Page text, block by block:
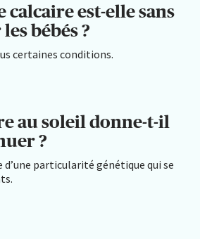
calcaire est-elle sans
bébés ?
certaines conditions.
au soleil donne-t-il
?
d’une particularité génétique qui se